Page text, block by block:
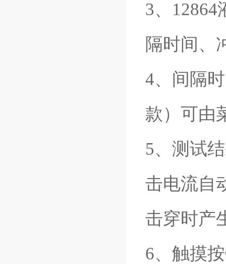
3、
隔时间、
4、间隔
款）可由
5、测试
击电流自
击穿时产
6、触摸